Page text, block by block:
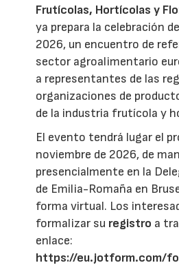
Frutícolas, Hortícolas y
ya prepara la celebración
2026, un encuentro de
sector agroalimentario
a representantes de las
organizaciones de
de la industria frutícola y
El evento tendrá lugar el
noviembre de 2026, de
presencialmente en la
de Emilia-Romaña en
forma virtual. Los
formalizar su registro a
enlace:
https://eu.jotform.com/